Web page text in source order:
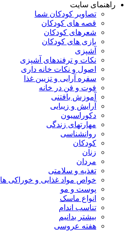
راهنمای سایت
تصاویر کودکان شما
قصه های کودکان
شعرهای کودکان
بازی های کودکان
آشپزی
نکات و ترفندهای آشپزی
اصول و نکات خانه داری
سفره آرایی و تزیین غذا
فوت و فن در خانه
آموزش بافتنی
آرایش و زیبایی
دکوراسیون
مهارتهای زندگی
روانشناسی
کودکان
زنان
مردان
تغذیه و سلامتی
خواص مواد غذایی و خوراکی ها
پوست و مو
انواع ماسک
تناسب اندام
بیشتر بدانیم
هفته عروسی